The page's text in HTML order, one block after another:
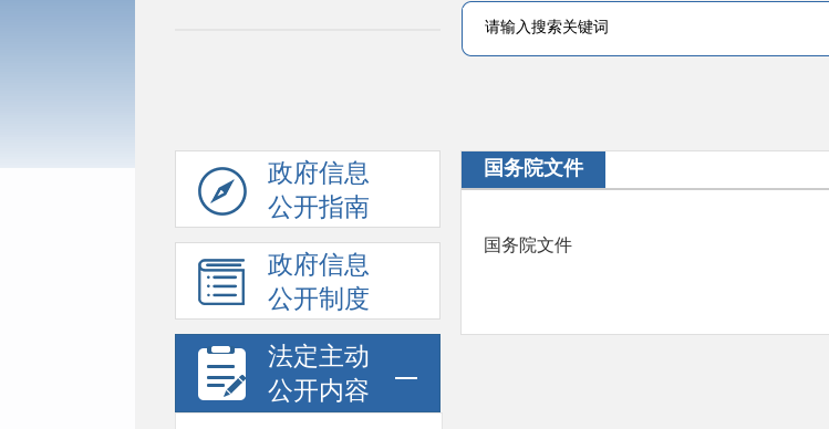
政府信息
公开指南
政府信息
公开制度
法定主动
公开内容
国务院文件
国务院文件